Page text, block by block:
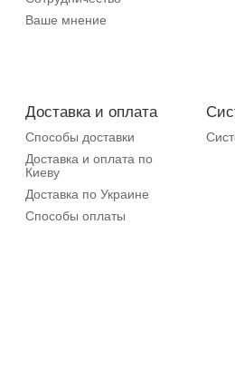
Ваше мнение
Доставка и оплата
Способы доставки
Доставка и оплата по
Киеву
Доставка по Украине
Способы оплаты